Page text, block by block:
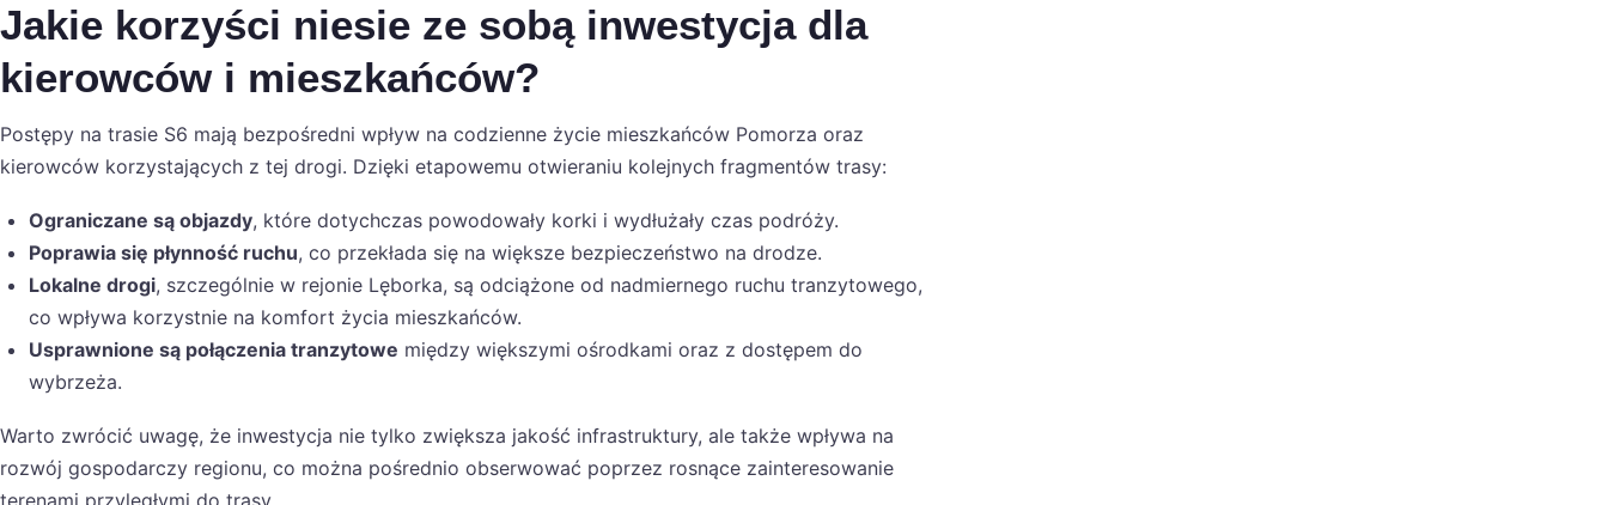
Jakie korzyści niesie ze sobą inwestycja dla
kierowców i mieszkańców?
Postępy na trasie S6 mają bezpośredni wpływ na codzienne życie mieszkańców Pomorza oraz
kierowców korzystających z tej drogi. Dzięki etapowemu otwieraniu kolejnych fragmentów trasy:
Ograniczane są objazdy, które dotychczas powodowały korki i wydłużały czas podróży.
Poprawia się płynność ruchu, co przekłada się na większe bezpieczeństwo na drodze.
Lokalne drogi, szczególnie w rejonie Lęborka, są odciążone od nadmiernego ruchu tranzytowego,
co wpływa korzystnie na komfort życia mieszkańców.
Usprawnione są połączenia tranzytowe między większymi ośrodkami oraz z dostępem do
wybrzeża.
Warto zwrócić uwagę, że inwestycja nie tylko zwiększa jakość infrastruktury, ale także wpływa na
rozwój gospodarczy regionu, co można pośrednio obserwować poprzez rosnące zainteresowanie
terenami przyległymi do trasy.